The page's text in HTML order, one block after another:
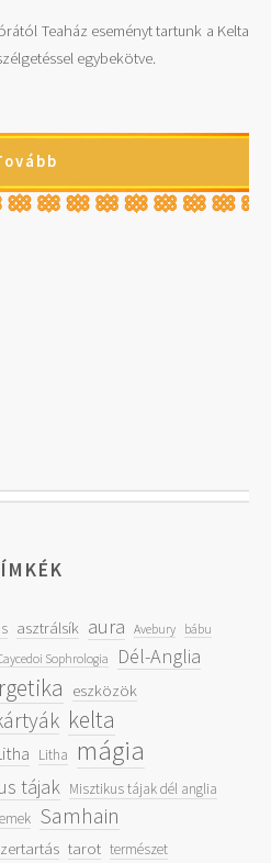
Teaház eseményt tartunk a Kelta
egybekötve.
asztrálsík aura Avebury bábu
Sophrologia Dél-Anglia
eszközök
kelta
Litha mágia
tájak Misztikus tájak dél anglia
Samhain
tarot természet